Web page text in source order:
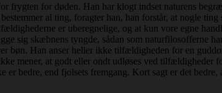
frygten for døden. Han har klogt indset naturens
al ting, foragter han, han forstår, at nogle
er uberegnelige, og at kun vore egne
sig skæbnens tyngde, sådan som naturfilosofferne
bøn. Han anser heller ikke tilfældigheden for en
mener, at godt eller ondt udløses ved tilfældigheder
bedre, end fjolsets fremgang. Kort sagt er det